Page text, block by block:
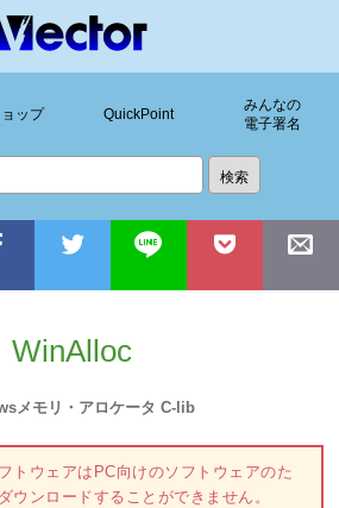
ップ QuickPoint
みんなの
電子署名
WinAlloc
メモリ・アロケータ C-lib
トウェアはPC向けのソフトウェアのた
ウンロードすることができません。